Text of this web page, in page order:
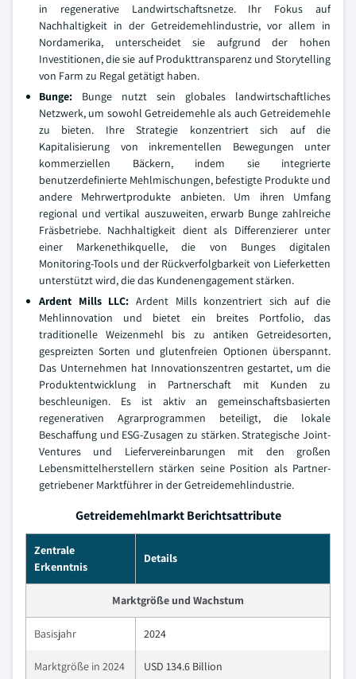
in regenerative Landwirtschaftsnetze. Ihr Fokus auf
Nachhaltigkeit in der Getreidemehlindustrie, vor allem in
Nordamerika, unterscheidet sie aufgrund der hohen
Investitionen, die sie auf Produkttransparenz und Storytelling
von Farm zu Regal getätigt haben.
Bunge: Bunge nutzt sein globales landwirtschaftliches
Netzwerk, um sowohl Getreidemehle als auch Getreidemehle
zu bieten. Ihre Strategie konzentriert sich auf die
Kapitalisierung von inkrementellen Bewegungen unter
kommerziellen Bäckern, indem sie integrierte
benutzerdefinierte Mehlmischungen, befestigte Produkte und
andere Mehrwertprodukte anbieten. Um ihren Umfang
regional und vertikal auszuweiten, erwarb Bunge zahlreiche
Fräsbetriebe. Nachhaltigkeit dient als Differenzierer unter
einer Markenethikquelle, die von Bunges digitalen
Monitoring-Tools und der Rückverfolgbarkeit von Lieferketten
unterstützt wird, die das Kundenengagement stärken.
Ardent Mills LLC: Ardent Mills konzentriert sich auf die
Mehlinnovation und bietet ein breites Portfolio, das
traditionelle Weizenmehl bis zu antiken Getreidesorten,
gespreizten Sorten und glutenfreien Optionen überspannt.
Das Unternehmen hat Innovationszentren gestartet, um die
Produktentwicklung in Partnerschaft mit Kunden zu
beschleunigen. Es ist aktiv an gemeinschaftsbasierten
regenerativen Agrarprogrammen beteiligt, die lokale
Beschaffung und ESG-Zusagen zu stärken. Strategische Joint-
Ventures und Liefervereinbarungen mit den großen
Lebensmittelherstellern stärken seine Position als Partner-
getriebener Marktführer in der Getreidemehlindustrie.
Getreidemehlmarkt Berichtsattribute
Zentrale
Erkenntnis
Details
Marktgröße und Wachstum
Basisjahr 2024
Marktgröße in 2024 USD 134.6 Billion